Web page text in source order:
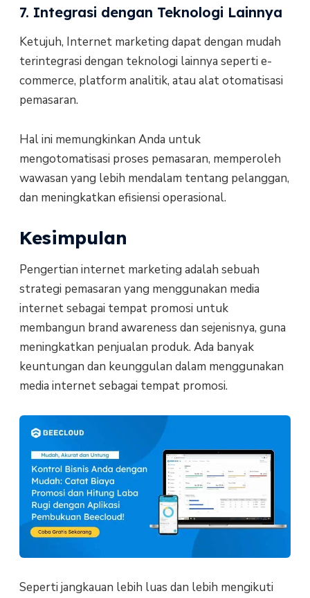
7. Integrasi dengan Teknologi Lainnya
Ketujuh, Internet marketing dapat dengan mudah
terintegrasi dengan teknologi lainnya seperti e-
commerce, platform analitik, atau alat otomatisasi
pemasaran.
Hal ini memungkinkan Anda untuk
mengotomatisasi proses pemasaran, memperoleh
wawasan yang lebih mendalam tentang pelanggan,
dan meningkatkan efisiensi operasional.
Kesimpulan
Pengertian internet marketing adalah sebuah
strategi pemasaran yang menggunakan media
internet sebagai tempat promosi untuk
membangun brand awareness dan sejenisnya, guna
meningkatkan penjualan produk. Ada banyak
keuntungan dan keunggulan dalam menggunakan
media internet sebagai tempat promosi.
Seperti jangkauan lebih luas dan lebih mengikuti